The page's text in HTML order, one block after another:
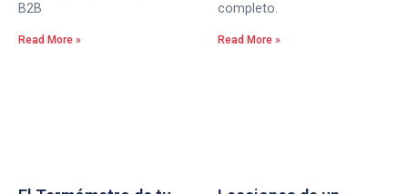
B2B
Read More »
completo.
Read More »